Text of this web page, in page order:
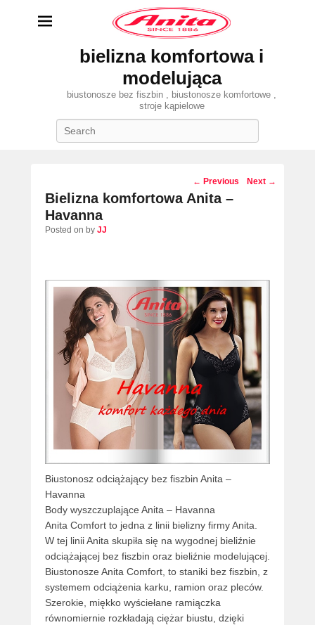
bielizna komfortowa i
modelująca
biustonosze bez fiszbin , biustonosze komfortowe ,
stroje kąpielowe
Post
navigation
← Previous Next →
Bielizna komfortowa Anita –
Havanna
Posted on by JJ
Biustonosz odciążający bez fiszbin Anita –
Havanna
Body wyszczuplające Anita – Havanna
Anita Comfort to jedna z linii bielizny firmy Anita.
W tej linii Anita skupiła się na wygodnej bieliźnie
odciążającej bez fiszbin oraz bieliźnie modelującej.
Biustonosze Anita Comfort, to staniki bez fiszbin, z
systemem odciążenia karku, ramion oraz pleców.
Szerokie, miękko wyściełane ramiączka
równomiernie rozkładają ciężar biustu, dzięki